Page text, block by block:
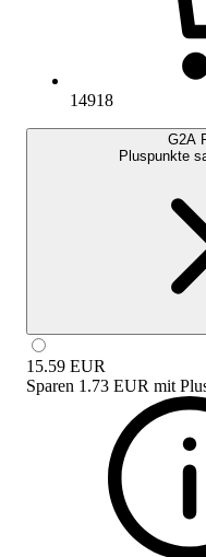
14918
G2A
Pluspunkte
15.59 EUR
Sparen 1.73 EUR mit